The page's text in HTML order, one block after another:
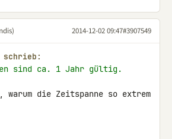
2014-12-02 09:47#3907549
schrieb:
sind ca. 1 Jahr gültig.
warum die Zeitspanne so extrem